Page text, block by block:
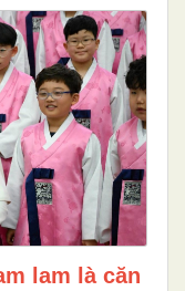
lam là căn